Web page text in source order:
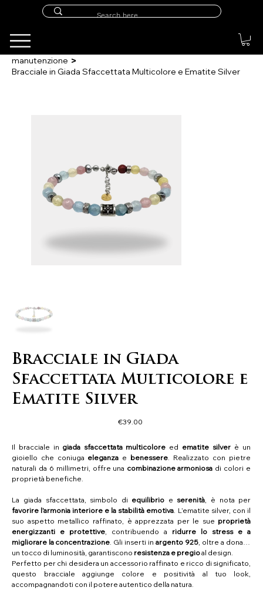
manutenzione >
Bracciale in Giada Sfaccettata Multicolore e Ematite Silver
Bracciale in Giada
Sfaccettata Multicolore e
Ematite Silver
Price
€39.00
Il bracciale in giada sfaccettata multicolore ed ematite silver è un
gioiello che coniuga eleganza e benessere. Realizzato con pietre
naturali da 6 millimetri, offre una combinazione armoniosa di colori e
proprietà benefiche.
La giada sfaccettata, simbolo di equilibrio e serenità, è nota per
favorire l’armonia interiore e la stabilità emotiva. L’ematite silver, con il
suo aspetto metallico raffinato, è apprezzata per le sue proprietà
energizzanti e protettive, contribuendo a ridurre lo stress e a
migliorare la concentrazione. Gli inserti inargento 925, oltre a donare
un tocco di luminosità, garantiscono resistenza e pregioal design.
Perfetto per chi desidera un accessorio raffinato e ricco di significato,
questo bracciale aggiunge colore e positività al tuo look,
accompagnandoti con il potere autentico della natura.